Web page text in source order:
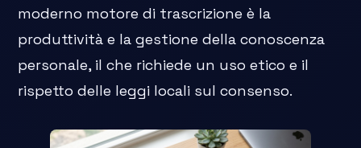
moderno motore di trascrizione è la
produttività e la gestione della conoscenza
personale, il che richiede un uso etico e il
rispetto delle leggi locali sul consenso.